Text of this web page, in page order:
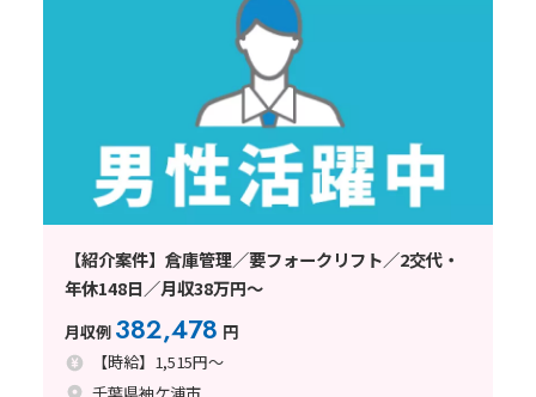
【紹介案件】倉庫管理／要フォークリフト／2交代・
年休148日／月収38万円～
月収例 382,478 円
【時給】1,515円～